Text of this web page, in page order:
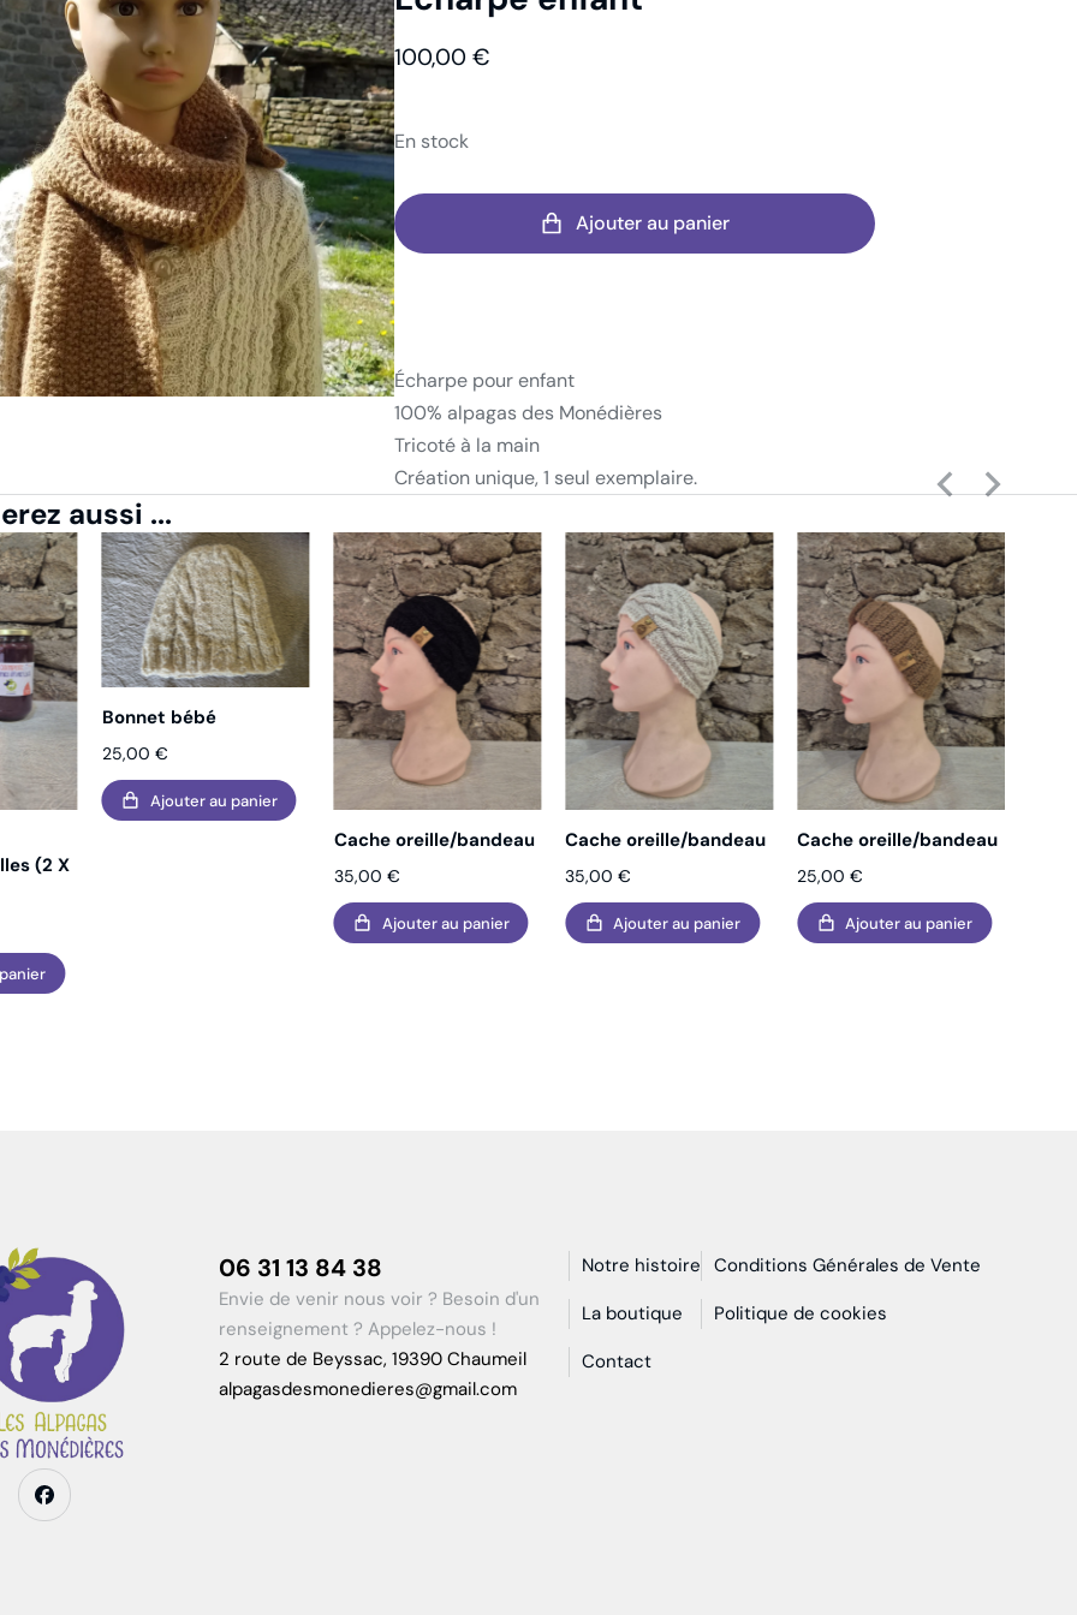
Écharpe Écharpe enfant
100,00 €
En stock
Ajouter au panier
Écharpe pour enfant
100% alpagas des Monédières
Tricoté à la main
Création unique, 1 seul exemplaire.
aussi ...
(2 X
Bonnet bébé
25,00 €
Ajouter au panier
Cache oreille/bandeau
35,00 €
Ajouter au panier
Cache oreille/bandeau
35,00€
Ajouter au panier
Cache oreille/bandeau
25,00€
Ajouter au panier
06 31 13 84 38
Envie de venir nous voir ? Besoin d'un
renseignement ? Appelez-nous !
2 route de Beyssac, 19390 Chaumeil
alpagasdesmonedieres@gmail.com
Notre histoire
La boutique
Contact
Conditions Générales de Vente
Politique de cookies